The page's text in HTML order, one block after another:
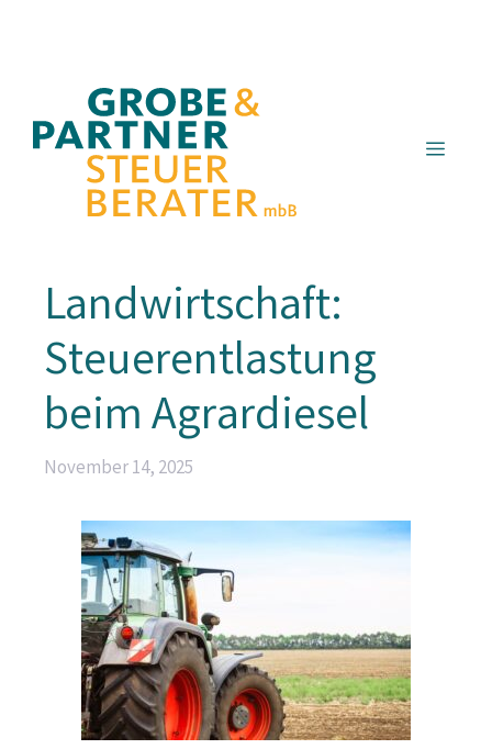
Menü
Landwirtschaft:
Steuerentlastung
beim Agrardiesel
November 14, 2025